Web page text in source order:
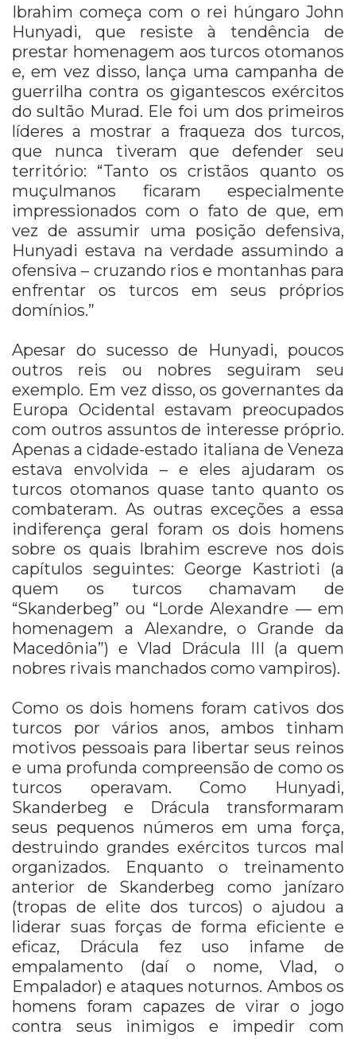
Ibrahim começa com o rei húngaro John
Hunyadi, que resiste à tendência de
prestar homenagem aos turcos otomanos
e, em vez disso, lança uma campanha de
guerrilha contra os gigantescos exércitos
do sultão Murad. Ele foi um dos primeiros
líderes a mostrar a fraqueza dos turcos,
que nunca tiveram que defender seu
território: “Tanto os cristãos quanto os
muçulmanos ficaram especialmente
impressionados com o fato de que, em
vez de assumir uma posição defensiva,
Hunyadi estava na verdade assumindo a
ofensiva – cruzando rios e montanhas para
enfrentar os turcos em seus próprios
domínios.”
Apesar do sucesso de Hunyadi, poucos
outros reis ou nobres seguiram seu
exemplo. Em vez disso, os governantes da
Europa Ocidental estavam preocupados
com outros assuntos de interesse próprio.
Apenas a cidade-estado italiana de Veneza
estava envolvida – e eles ajudaram os
turcos otomanos quase tanto quanto os
combateram. As outras exceções a essa
indiferença geral foram os dois homens
sobre os quais Ibrahim escreve nos dois
capítulos seguintes: George Kastrioti (a
quem os turcos chamavam de
“Skanderbeg” ou “Lorde Alexandre — em
homenagem a Alexandre, o Grande da
Macedônia”) e Vlad Drácula III (a quem
nobres rivais manchados como vampiros).
Como os dois homens foram cativos dos
turcos por vários anos, ambos tinham
motivos pessoais para libertar seus reinos
e uma profunda compreensão de como os
turcos operavam. Como Hunyadi,
Skanderbeg e Drácula transformaram
seus pequenos números em uma força,
destruindo grandes exércitos turcos mal
organizados. Enquanto o treinamento
anterior de Skanderbeg como janízaro
(tropas de elite dos turcos) o ajudou a
liderar suas forças de forma eficiente e
eficaz, Drácula fez uso infame de
empalamento (daí o nome, Vlad, o
Empalador) e ataques noturnos. Ambos os
homens foram capazes de virar o jogo
contra seus inimigos e impedir com